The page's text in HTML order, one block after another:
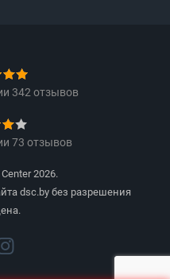
342отзывов
73 отзывов
2026.
dsc.by без разрешения